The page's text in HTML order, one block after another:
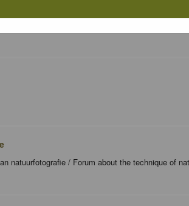
forum
natuurfotografie / Forum about the technique of